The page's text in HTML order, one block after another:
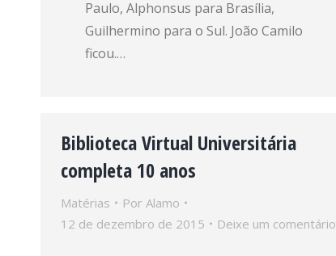
Paulo, Alphonsus para Brasília,
Guilhermino para o Sul. João Camilo
ficou.…
Biblioteca Virtual Universitária
completa 10 anos
Matérias Por Alamo
12 de dezembro de 2015
Deixe um comentário